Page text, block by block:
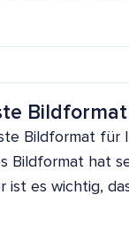
Bildformat für
Bildformat hat
ist es wichtig,